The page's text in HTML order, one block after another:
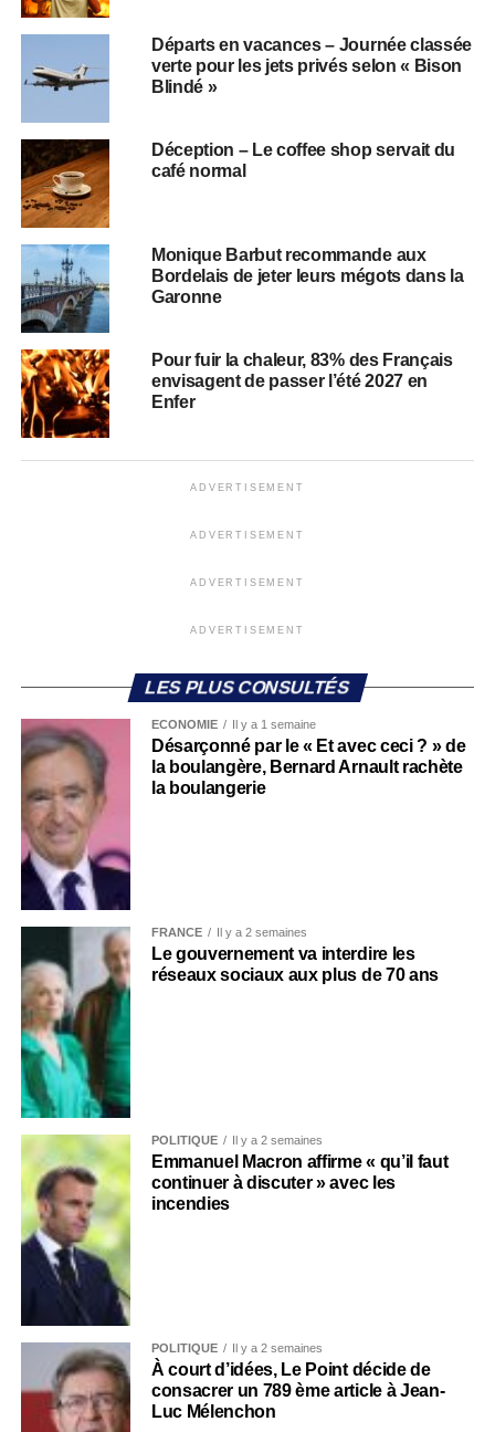
Départs en vacances – Journée classée
verte pour les jets privés selon « Bison
Blindé »
Déception – Le coffee shop servait du
café normal
Monique Barbut recommande aux
Bordelais de jeter leurs mégots dans la
Garonne
Pour fuir la chaleur, 83% des Français
envisagent de passer l’été 2027 en
Enfer
ADVERTISEMENT
ADVERTISEMENT
ADVERTISEMENT
ADVERTISEMENT
LES PLUS CONSULTÉS
ECONOMIE Il y a 1 semaine
Désarçonné par le « Et avec ceci ? » de
la boulangère, Bernard Arnault rachète
la boulangerie
FRANCE Il y a 2 semaines
Le gouvernement va interdire les
réseaux sociaux aux plus de 70 ans
POLITIQUE Il y a 2 semaines
Emmanuel Macron affirme « qu’il faut
continuer à discuter » avec les
incendies
POLITIQUE Il y a 2 semaines
À court d’idées, Le Point décide de
consacrer un 789 ème article à Jean-
Luc Mélenchon